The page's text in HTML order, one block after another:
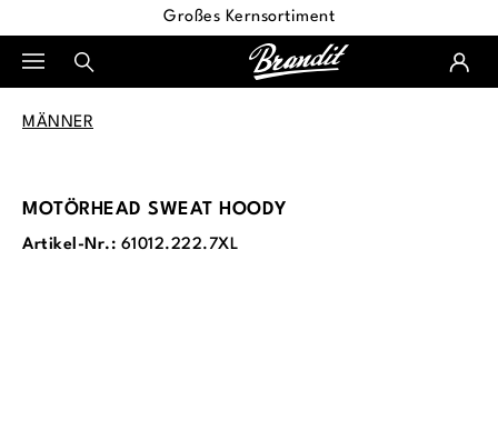
Großes Kernsortiment
MÄNNER
MOTÖRHEAD SWEAT HOODY
Artikel-Nr.: 61012.222.7XL